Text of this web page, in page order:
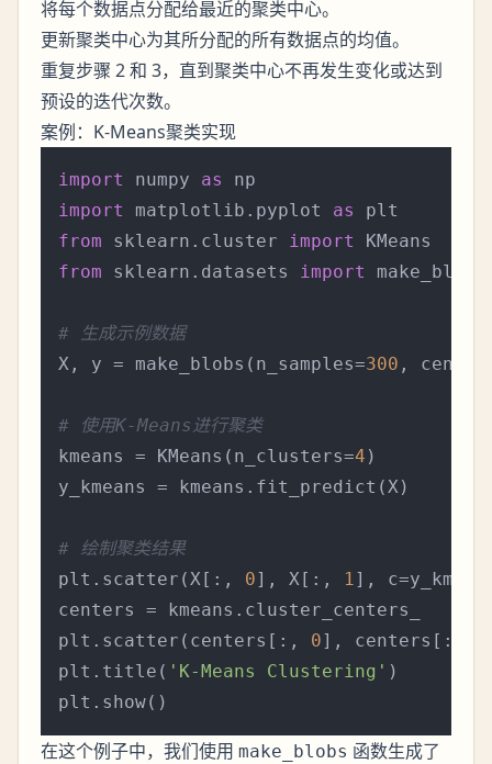
将每个数据点分配给最近的聚类中心。
更新聚类中心为其所分配的所有数据点的均值。
重复步骤 2 和 3，直到聚类中心不再发生变化或达到
预设的迭代次数。
案例：K-Means聚类实现
import numpy as
import
matplotlib.pyplot as
from sklearn.cluster import
from sklearn.datasets import make_blobs
# 生成示例数据
X, y = make_blobs(n_samples=300 ,
# 使用K-Means进行聚类
kmeans = KMeans(n_clusters=4 )
y_kmeans = kmeans.fit_predict(X)
# 绘制聚类结果
plt.scatter(X[:, 0], X[:, 1],
centers = kmeans.cluster_centers_
plt.scatter(centers[:, 0], centers[:,
plt.title( 'K-Means Clustering' )
在这个例子中，我们使用 make_blobs 函数生成了